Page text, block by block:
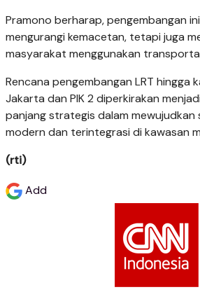
Pramono berharap, pengembangan
mengurangi kemacetan, tetapi juga
masyarakat menggunakan
Rencana pengembangan LRT hingga
Jakarta dan PIK 2 diperkirakan
panjang strategis dalam
modern dan terintegrasi di kawasan
(rti)
Add